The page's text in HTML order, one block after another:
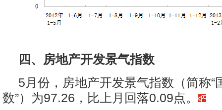
四、房地产开发景气指数
5月份，房地产开发景气指数（简称“
数”）为97.26，比上月回落0.09点。